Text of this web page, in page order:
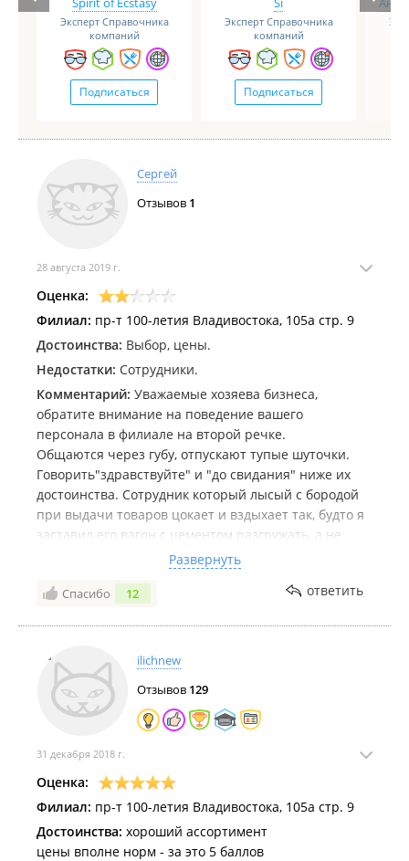
Эксперт Справочника
компаний
Подписаться
Эксперт Справочника
компаний
Подписаться
Сергей
Отзывов 1
28 августа 2019 г.
Оценка:
Филиал: пр-т 100-летия Владивостока, 105а стр. 9
Достоинства: Выбор, цены.
Недостатки: Сотрудники.
Комментарий: Уважаемые хозяева бизнеса,
обратите внимание на поведение вашего
персонала в филиале на второй речке.
Общаются через губу, отпускают тупые шуточки.
Говорить"здравствуйте" и "до свидания" ниже их
достоинства. Сотрудник который лысый с бородой
при выдачи товаров цокает и вздыхает так, будто я
заставил его вагон с цементом разгружать, а не
прошу принести показать товар который я
собираюсь купить. На вопросы отвечает нехотя,
уклончиво будто сам понятия не имеет что продает
Дважды был, третий раз не поеду.
Развернуть
Спасибо 12 ответить
ilichnew
Отзывов 129
31 декабря 2018 г.
Оценка:
Филиал: пр-т 100-летия Владивостока, 105а стр. 9
Достоинства: хороший ассортимент
цены вполне норм - за это 5 баллов